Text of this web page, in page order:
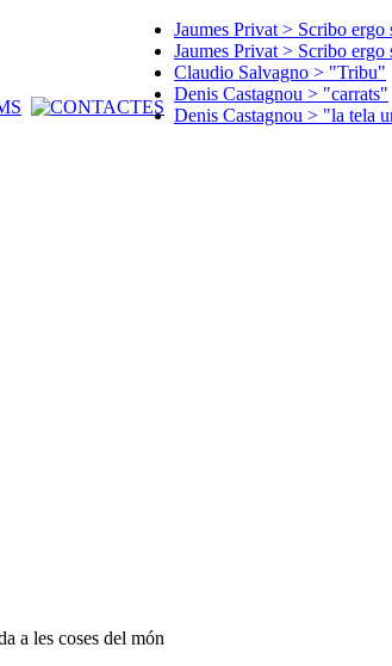
Jaumes Privat > Scribo ergo
Jaumes Privat > Scribo ergo
Claudio Salvagno > "Tribu"
Denis Castagnou > "carrats"
Denis Castagnou > "la tela
a les coses del món